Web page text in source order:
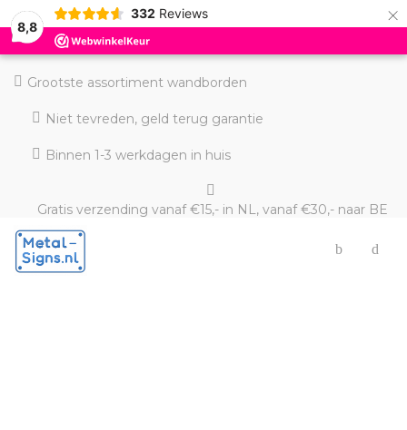
8,8
332 Reviews ×
Grootste assortiment wandborden
Niet tevreden, geld terug garantie
Binnen 1-3 werkdagen in huis
Gratis verzending vanaf €15,- in NL, vanaf €30,- naar BE